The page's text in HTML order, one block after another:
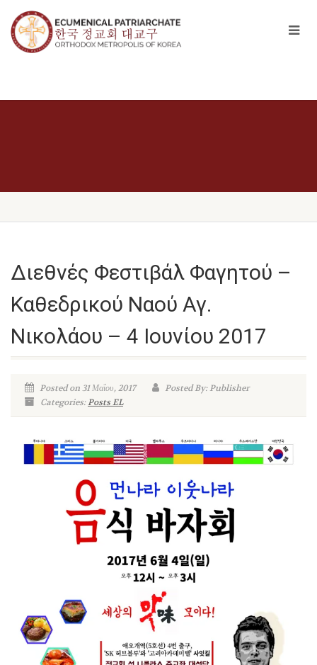
Διεθνές Φεστιβάλ Φαγητού –
Καθεδρικού Ναού Αγ.
Νικολάου – 4 Ιουνίου 2017
Posted on 31 Μαΐου, 2017
Posted By: Publisher
Categories:Posts EL